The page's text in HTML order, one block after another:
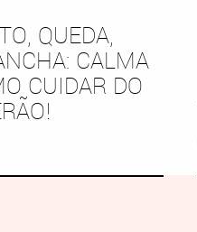
QUEDA,
CALMA
CUIDAR DO